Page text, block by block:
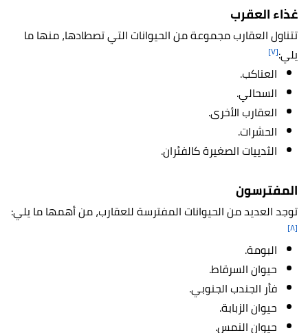
غذاء العقرب
تتناول العقارب مجموعة من الحيوانات التي تصطادها، منها ما
يلي:[٧]
العناكب.
السحالي.
العقارب الأخرى.
الحشرات.
الثدييات الصغيرة كالفئران.
المفترسون
توجد العديد من الحيوانات المفترسة للعقارب، من أهمها ما يلي:
[٨]
البومة.
حيوان السرقاط.
فأر الجندب الجنوبي.
حيوان الزبابة.
حيوان النمس.